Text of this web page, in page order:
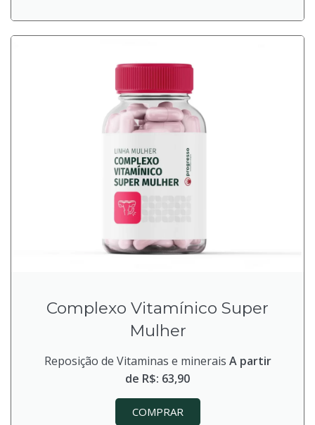
Complexo Vitamínico Super
Mulher
Reposição de Vitaminas e minerais A partir
de R$: 63,90
COMPRAR